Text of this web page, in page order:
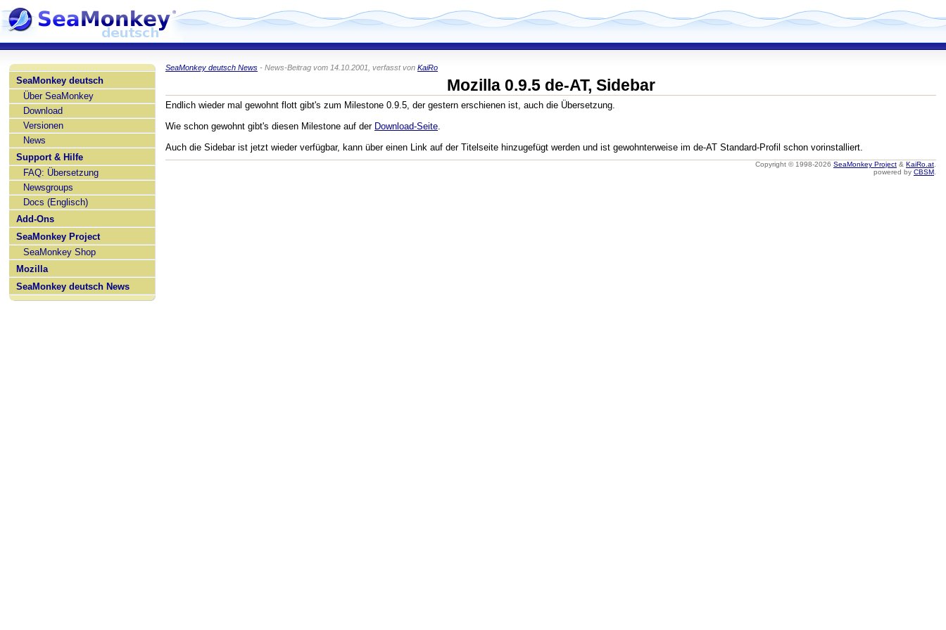
SeaMonkey deutsch
Über SeaMonkey
Download
Versionen
News
Support & Hilfe
FAQ: Übersetzung
Newsgroups
Docs (Englisch)
Add-Ons
SeaMonkey Project
SeaMonkey Shop
Mozilla
SeaMonkey deutsch News
SeaMonkey deutsch News - News-Beitrag vom 14.10.2001, verfasst von KaiRo
Mozilla 0.9.5 de-AT, Sidebar
Endlich wieder mal gewohnt flott gibt's zum Milestone 0.9.5, der gestern erschienen ist, auch die Übersetzung.
Wie schon gewohnt gibt's diesen Milestone auf der Download-Seite.
Auch die Sidebar ist jetzt wieder verfügbar, kann über einen Link auf der Titelseite hinzugefügt werden und ist gewohnterweise im de-AT Standard-Profil schon vorinstalliert.
Copyright © 1998-2026 SeaMonkey Project & KaiRo.at
powered by CBSM